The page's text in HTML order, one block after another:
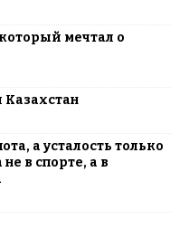
мечтал о
а усталость только
в спорте, а в